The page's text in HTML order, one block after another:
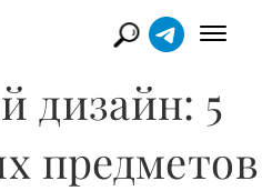
дизайн: 5
предметов